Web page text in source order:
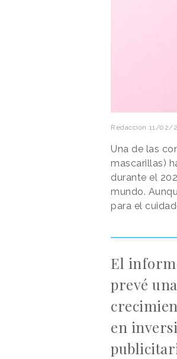
Redacción 11/02/
Una de las
mascarillas)
durante el
mundo.
para el
El
prevé
en